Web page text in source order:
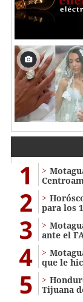
1
2
para los
3
ante el
4
que le
5
Tijuana